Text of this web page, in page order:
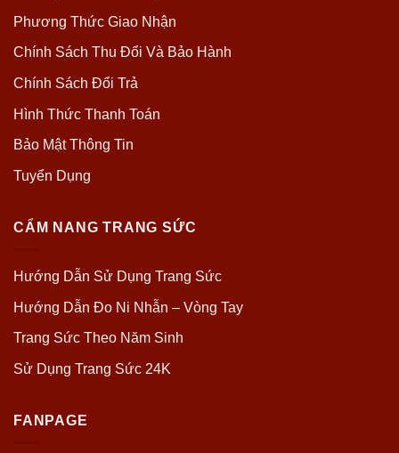
Phương Thức Giao Nhận
Chính Sách Thu Đổi Và Bảo Hành
Chính Sách Đổi Trả
Hình Thức Thanh Toán
Bảo Mật Thông Tin
Tuyển Dụng
CẨM NANG TRANG SỨC
Hướng Dẫn Sử Dụng Trang Sức
Hướng Dẫn Đo Ni Nhẫn – Vòng Tay
Trang Sức Theo Năm Sinh
Sử Dụng Trang Sức 24K
FANPAGE